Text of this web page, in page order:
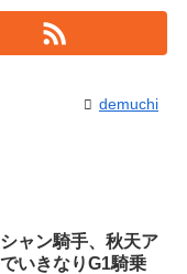
demuchi
ャン騎手、秋天ア
いきなりG1騎乗